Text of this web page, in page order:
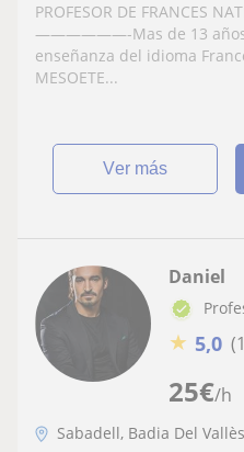
PROFESOR DE FRANCES
——————-Mas de 13 años
enseñanza del idioma
MESOETE...
ver más
25€/h
Daniel
★ 5,0
Sabadell, Badia Del